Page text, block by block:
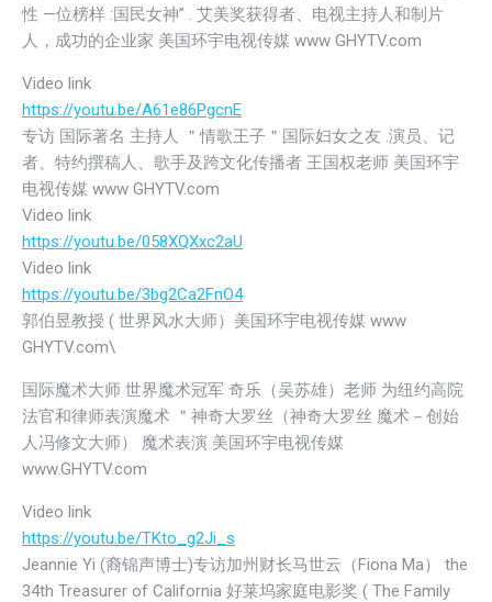
性 —位榜样 :国民女神” . 艾美奖获得者、电视主持人和制片
人，成功的企业家 美国环宇电视传媒 www GHYTV.com
Video link
https://youtu.be/A61e86PgcnE
专访 国际著名 主持人 ＂情歌王子＂国际妇女之友 .演员、记
者、特约撰稿人、歌手及跨文化传播者 王国权老师 美国环宇
电视传媒 www GHYTV.com
Video link
https://youtu.be/058XQXxc2aU
Video link
https://youtu.be/3bg2Ca2FnO4
郭伯昱教授 ( 世界风水大师）美国环宇电视传媒 www
GHYTV.com\
国际魔术大师 世界魔术冠军 奇乐（吴苏雄）老师 为纽约高院
法官和律师表演魔术 ＂神奇大罗丝（神奇大罗丝 魔术－创始
人冯修文大师） 魔术表演 美国环宇电视传媒
www.GHYTV.com
Video link
https://youtu.be/TKto_g2Ji_s
Jeannie Yi (裔锦声博士)专访加州财长马世云（Fiona Ma） the
34th Treasurer of California 好莱坞家庭电影奖 ( The Family